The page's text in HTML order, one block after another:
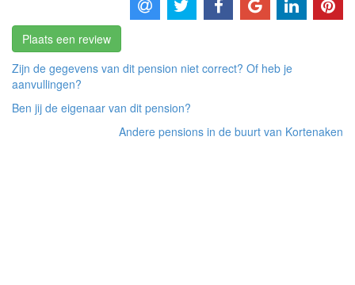
Plaats een review
Zijn de gegevens van dit pension niet correct? Of heb je
aanvullingen?
Ben jij de eigenaar van dit pension?
Andere pensions in de buurt van Kortenaken